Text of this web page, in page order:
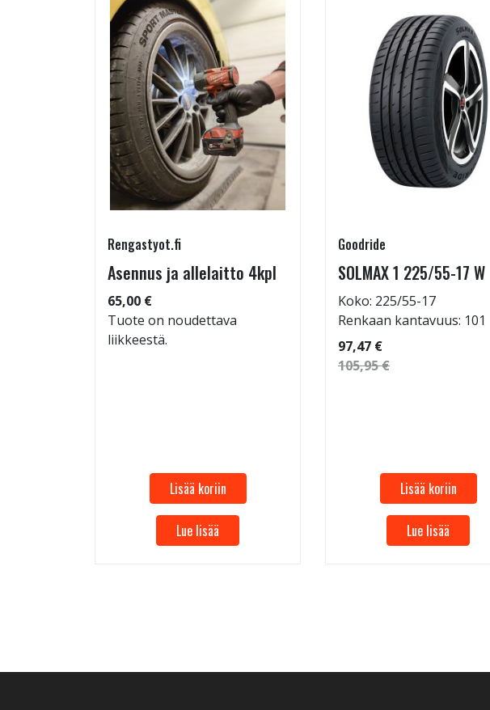
Rengastyot.fi
Asennus ja allelaitto 4kpl
65,00 €
Tuote on noudettava
liikkeestä.
Lisää koriin
Lue lisää
Goodride
SOLMAX 1 225/55-17 W
Koko: 225/55-17
Renkaan kantavuus: 101
97,47 €
105,95 €
Lisää koriin
Lue lisää